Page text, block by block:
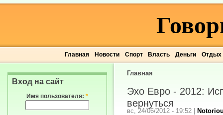
Главная Новости Спорт Власть Деньги Отдых
Главная
Эхо Евро - 2012:
вернуться
вс, 24/06/2012 - 19:52 |
Вход на сайт
Имя пользователя: *